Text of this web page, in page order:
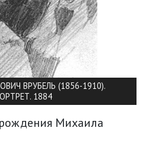
ВРУБЕЛЬ (1856-1910).
1884
Михаила